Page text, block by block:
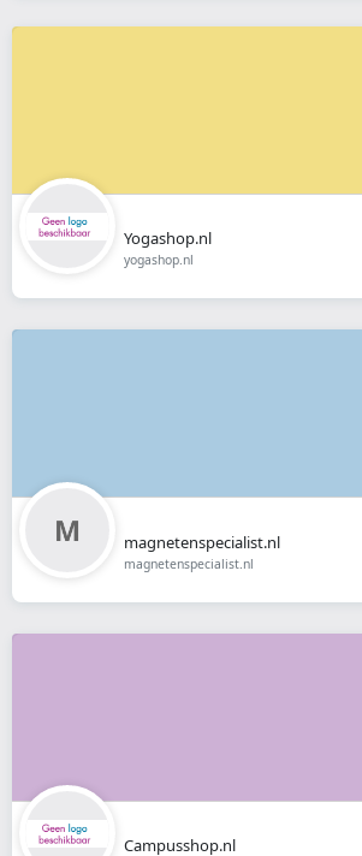
Yogashop.nl
yogashop.nl
magnetenspecialist.nl
magnetenspecialist.nl
Campusshop.nl